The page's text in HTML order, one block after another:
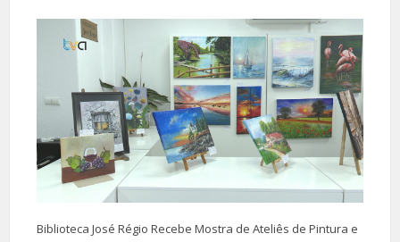
Biblioteca José Régio Recebe Mostra de Ateliês de Pintura e